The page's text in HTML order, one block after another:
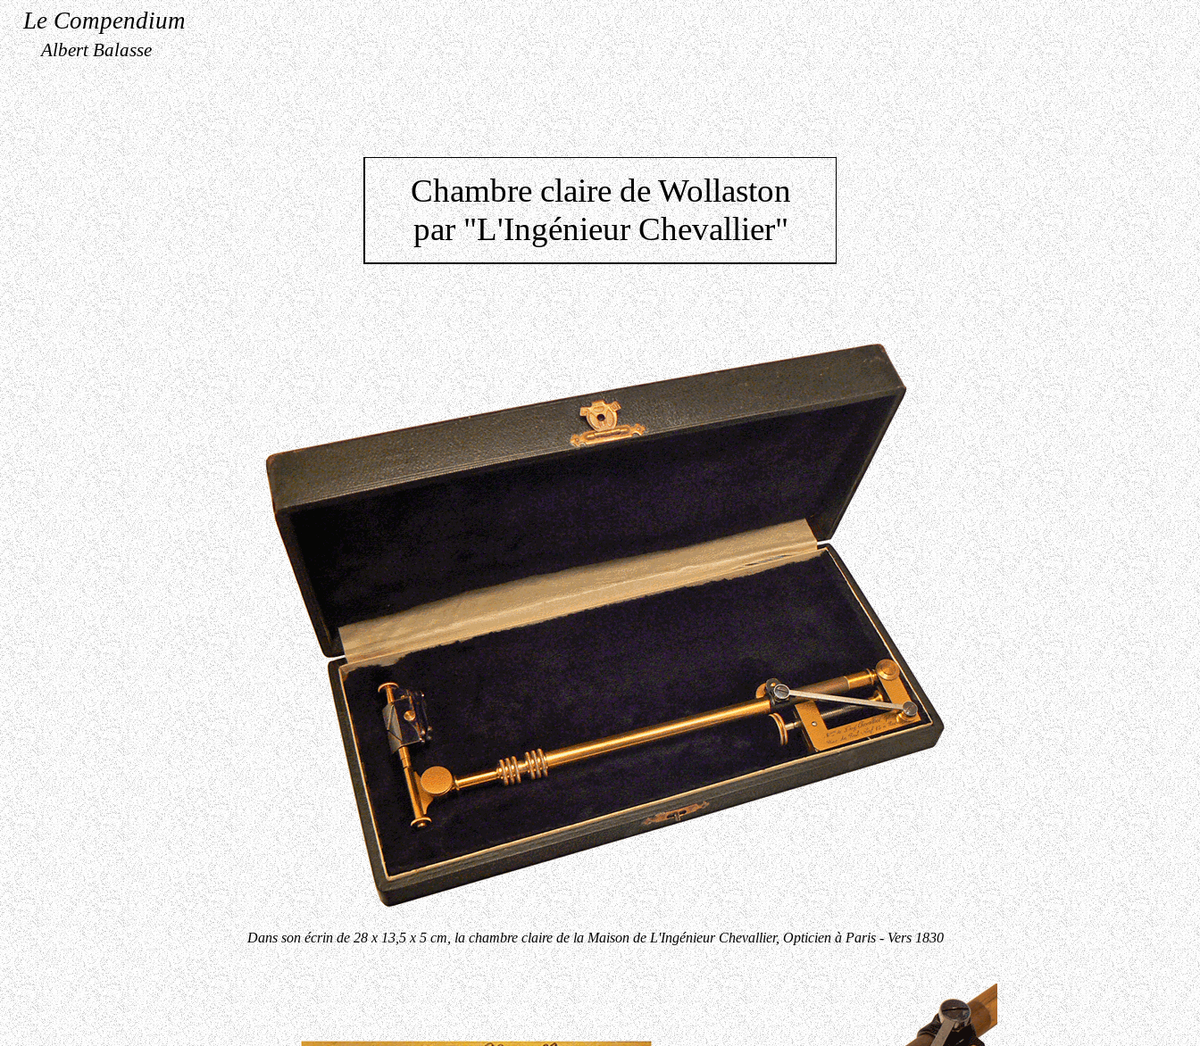
Le Compendium
Albert Balasse
Chambre claire de Wollaston
par "L'Ingénieur Chevallier"
Dans son écrin de 28 x 13,5 x 5 cm, la chambre claire de la Maison de L'Ingénieur Chevallier, Opticien à Paris - Vers 1830